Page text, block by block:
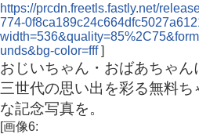
https://prcdn.freetls.fastly.net/
774-
unds&bg-color=fff]
おじいちゃん・おばあちゃん
三世代の思い出を彩る無料ち
な記念写真を。
[画像6: